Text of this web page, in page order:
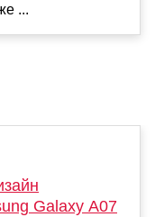
...
Galaxy A07